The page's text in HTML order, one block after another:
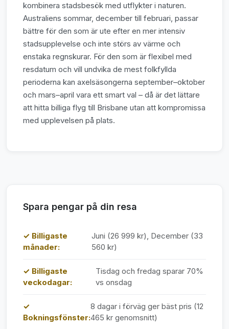
kombinera stadsbesök med utflykter i naturen.
Australiens sommar, december till februari, passar
bättre för den som är ute efter en mer intensiv
stadsupplevelse och inte störs av värme och
enstaka regnskurar. För den som är flexibel med
resdatum och vill undvika de mest folkfyllda
perioderna kan axelsäsongerna september–oktober
och mars–april vara ett smart val – då är det lättare
att hitta billiga flyg till Brisbane utan att kompromissa
med upplevelsen på plats.
Spara pengar på din resa
✓ Billigaste
månader:
Juni (26 999 kr), December (33
560 kr)
✓ Billigaste
veckodagar:
Tisdag och fredag sparar 70%
vs onsdag
✓
Bokningsfönster:
8 dagar i förväg ger bäst pris (12
465 kr genomsnitt)